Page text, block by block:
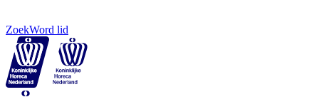
ZoekWord lid